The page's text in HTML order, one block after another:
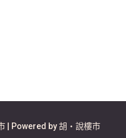
| Powered by 胡‧說樓市